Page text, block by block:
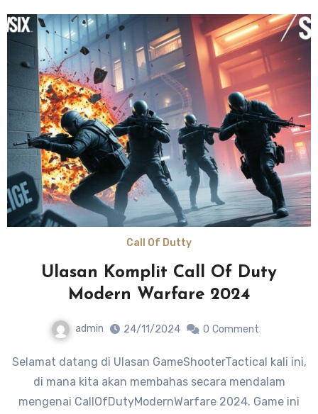
Call Of Dutty
Ulasan Komplit Call Of Duty
Modern Warfare 2024
admin 24/11/2024 0 Comment
Selamat datang di Ulasan GameShooterTactical kali ini,
di mana kita akan membahas secara mendalam
mengenai CallOfDutyModernWarfare 2024. Game ini